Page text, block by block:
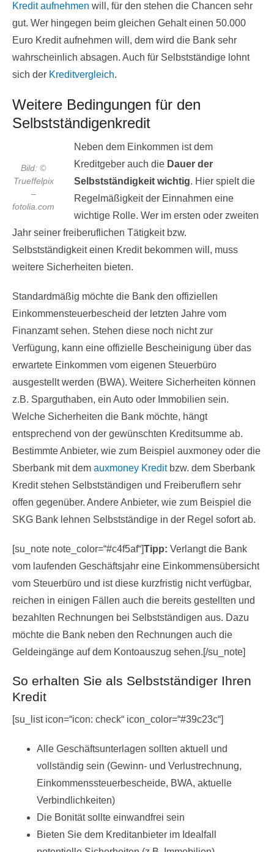
Kredit aufnehmen will, für den stehen die Chancen sehr
gut. Wer hingegen beim gleichen Gehalt einen 50.000
Euro Kredit aufnehmen will, dem wird die Bank sehr
wahrscheinlich absagen. Auch für Selbstständige lohnt
sich der Kreditvergleich.
Weitere Bedingungen für den
Selbstständigenkredit
Bild: ©
Trueffelpix
–
fotolia.com
Neben dem Einkommen ist dem
Kreditgeber auch die Dauer der
Selbstständigkeit wichtig. Hier spielt die
Regelmäßigkeit der Einnahmen eine
wichtige Rolle. Wer im ersten oder zweiten
Jahr seiner freiberuflichen Tätigkeit bzw.
Selbstständigkeit einen Kredit bekommen will, muss
weitere Sicherheiten bieten.
Standardmäßig möchte die Bank den offiziellen
Einkommensteuerbescheid der letzten Jahre vom
Finanzamt sehen. Stehen diese noch nicht zur
Verfügung, kann eine offizielle Bescheinigung über das
erwartete Einkommen vom eigenen Steuerbüro
ausgestellt werden (BWA). Weitere Sicherheiten können
z.B. Sparguthaben, ein Auto oder Immobilien sein.
Welche Sicherheiten die Bank möchte, hängt
entsprechend von der gewünschten Kreditsumme ab.
Bestimmte Anbieter, wie zum Beispiel auxmoney oder die
Sberbank mit dem auxmoney Kreditbzw. dem Sberbank
Kredit stehen Selbstständigen und Freiberuflern sehr
offen gegenüber. Andere Anbieter, wie zum Beispiel die
SKG Bank lehnen Selbstständige in der Regel sofort ab.
[su_note note_color=“#c4f5af“]Tipp: Verlangt die Bank
vom laufenden Geschäftsjahr eine Einkommensübersicht
vom Steuerbüro und ist diese kurzfristig nicht verfügbar,
reichen in einigen Fällen auch die bereits gestellten und
bezahlten Rechnungen bei Selbstständigen aus. Dazu
möchte die Bank neben den Rechnungen auch die
Geldeingänge auf dem Kontoauszug sehen.[/su_note]
So erhalten Sie als Selbstständiger Ihren
Kredit
[su_list icon=“icon: check“ icon_color=“#39c23c“]
Alle Geschäftsunterlagen sollten aktuell und
vollständig sein (Gewinn- und Verlustrechnung,
Einkommenssteuerbescheide, BWA, aktuelle
Verbindlichkeiten)
Die Bonität sollte einwandfrei sein
Bieten Sie dem Kreditanbieter im Idealfall